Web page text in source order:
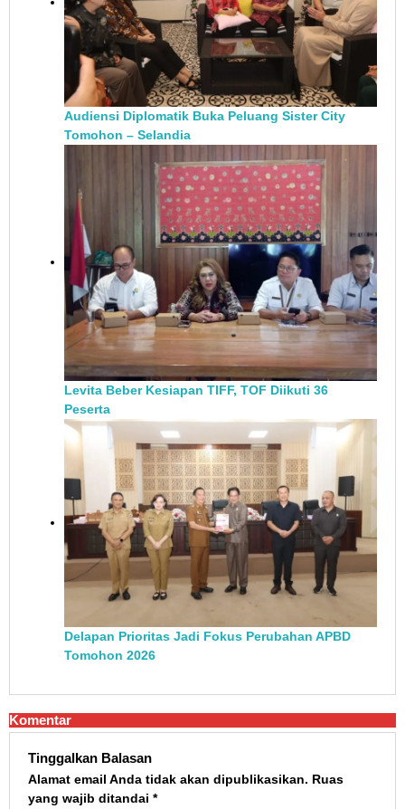
Audiensi Diplomatik Buka Peluang Sister City
Tomohon – Selandia
Levita Beber Kesiapan TIFF, TOF Diikuti 36
Peserta
Delapan Prioritas Jadi Fokus Perubahan APBD
Tomohon 2026
Komentar
Tinggalkan Balasan
Alamat email Anda tidak akan dipublikasikan. Ruas
yang wajib ditandai *